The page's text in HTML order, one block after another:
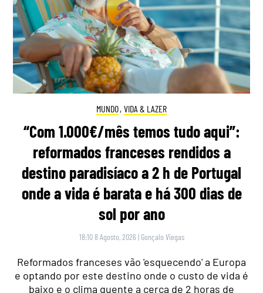
MUNDO, VIDA & LAZER
“Com 1.000€/mês temos tudo aqui”:
reformados franceses rendidos a
destino paradisíaco a 2 h de Portugal
onde a vida é barata e há 300 dias de
sol por ano
18:10 8 Agosto, 2026 | Gonçalo Viegas
Reformados franceses vão 'esquecendo' a Europa
e optando por este destino onde o custo de vida é
baixo e o clima quente a cerca de 2 horas de